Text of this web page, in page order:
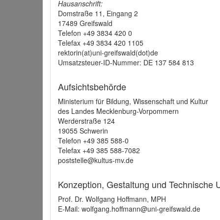
Hausanschrift:
Domstraße 11, Eingang 2
17489 Greifswald
Telefon +49 3834 420 0
Telefax +49 3834 420 1105
rektorin(at)uni-greifswald(dot)de
Umsatzsteuer-ID-Nummer: DE 137 584 813
Aufsichtsbehörde
Ministerium für Bildung, Wissenschaft und Kultur
des Landes Mecklenburg-Vorpommern
Werderstraße 124
19055 Schwerin
Telefon +49 385 588-0
Telefax +49 385 588-7082
poststelle@kultus-mv.de
Konzeption, Gestaltung und Technische
Prof. Dr. Wolfgang Hoffmann, MPH
E-Mail: wolfgang.hoffmann@uni-greifswald.de